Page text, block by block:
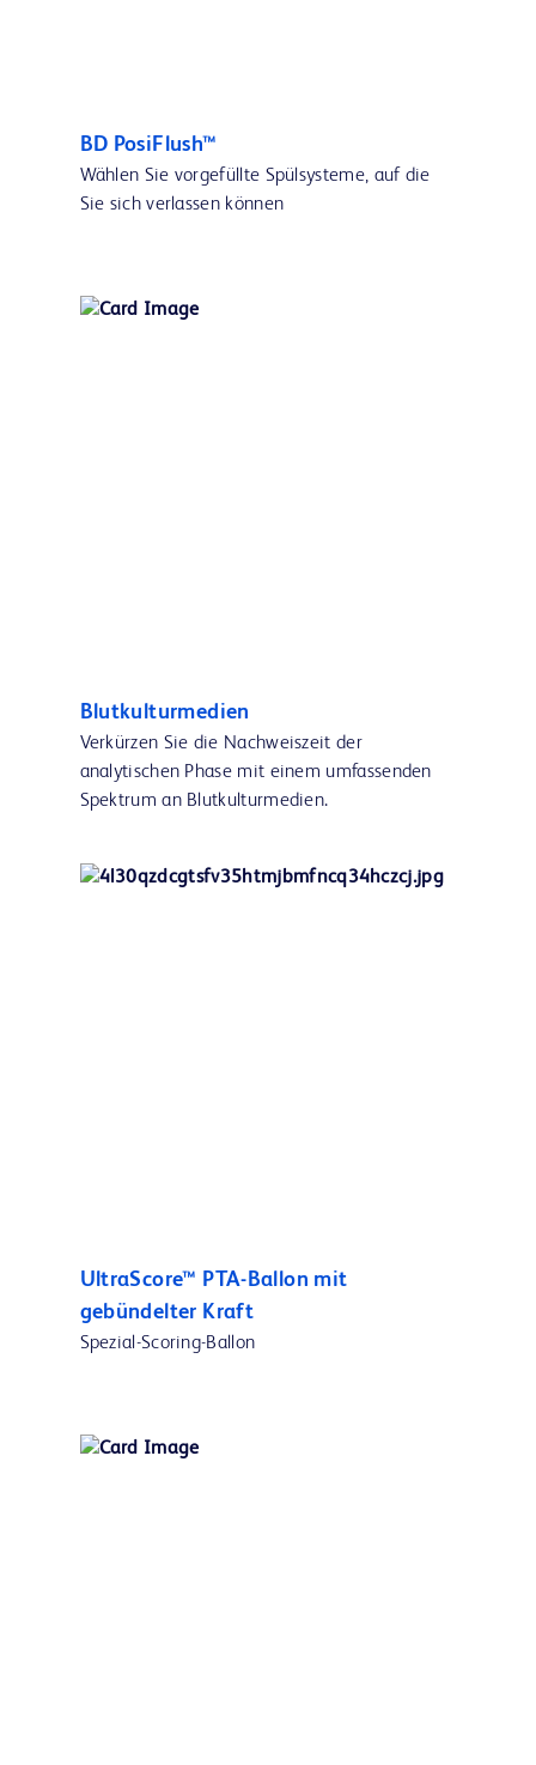
BD PosiFlush™
Wählen Sie vorgefüllte Spülsysteme, auf die
Sie sich verlassen können
Blutkulturmedien
Verkürzen Sie die Nachweiszeit der
analytischen Phase mit einem umfassenden
Spektrum an Blutkulturmedien.
UltraScore™ PTA-Ballon mit
gebündelter Kraft
Spezial-Scoring-Ballon